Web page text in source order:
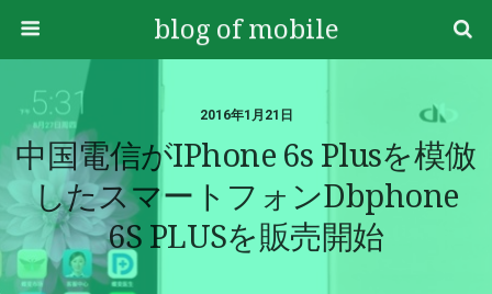
blog of mobile
2016年1月21日
中国電信がiPhone 6s Plusを模倣
したスマートフォンdbphone
6S PLUSを販売開始